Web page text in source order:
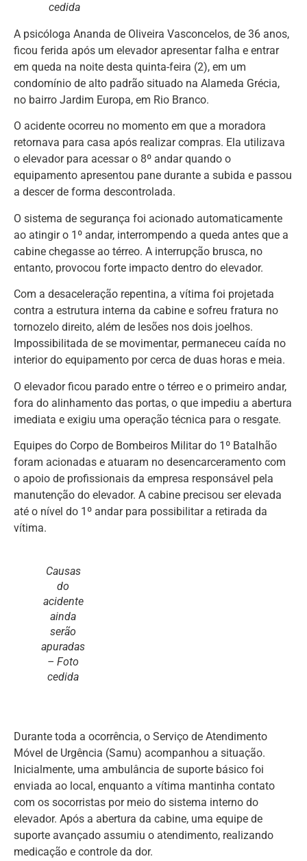
cedida
A psicóloga Ananda de Oliveira Vasconcelos, de 36 anos,
ficou ferida após um elevador apresentar falha e entrar
em queda na noite desta quinta-feira (2), em um
condomínio de alto padrão situado na Alameda Grécia,
no bairro Jardim Europa, em Rio Branco.
O acidente ocorreu no momento em que a moradora
retornava para casa após realizar compras. Ela utilizava
o elevador para acessar o 8º andar quando o
equipamento apresentou pane durante a subida e passou
a descer de forma descontrolada.
O sistema de segurança foi acionado automaticamente
ao atingir o 1º andar, interrompendo a queda antes que a
cabine chegasse ao térreo. A interrupção brusca, no
entanto, provocou forte impacto dentro do elevador.
Com a desaceleração repentina, a vítima foi projetada
contra a estrutura interna da cabine e sofreu fratura no
tornozelo direito, além de lesões nos dois joelhos.
Impossibilitada de se movimentar, permaneceu caída no
interior do equipamento por cerca de duas horas e meia.
O elevador ficou parado entre o térreo e o primeiro andar,
fora do alinhamento das portas, o que impediu a abertura
imediata e exigiu uma operação técnica para o resgate.
Equipes do Corpo de Bombeiros Militar do 1º Batalhão
foram acionadas e atuaram no desencarceramento com
o apoio de profissionais da empresa responsável pela
manutenção do elevador. A cabine precisou ser elevada
até o nível do 1º andar para possibilitar a retirada da
vítima.
Causas
do
acidente
ainda
serão
apuradas
– Foto
cedida
Durante toda a ocorrência, o Serviço de Atendimento
Móvel de Urgência (Samu) acompanhou a situação.
Inicialmente, uma ambulância de suporte básico foi
enviada ao local, enquanto a vítima mantinha contato
com os socorristas por meio do sistema interno do
elevador. Após a abertura da cabine, uma equipe de
suporte avançado assumiu o atendimento, realizando
medicação e controle da dor.